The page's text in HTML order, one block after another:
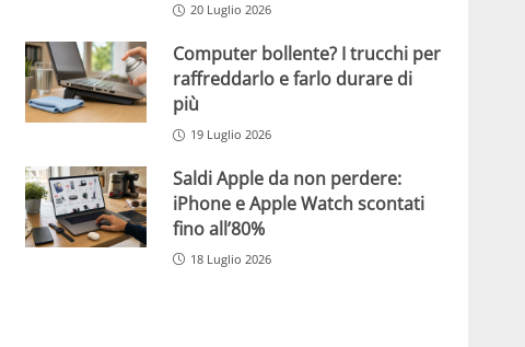
20 Luglio 2026
Computer bollente? I trucchi per
raffreddarlo e farlo durare di
più
19 Luglio 2026
Saldi Apple da non perdere:
iPhone e Apple Watch scontati
fino all’80%
18 Luglio 2026